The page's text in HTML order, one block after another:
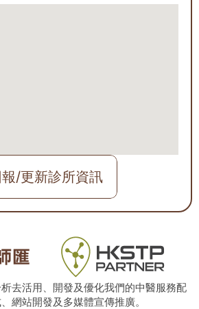
報/更新診所資訊
去活用、開發及優化我們的中醫服務配
網站開發及多媒體宣傳推廣。